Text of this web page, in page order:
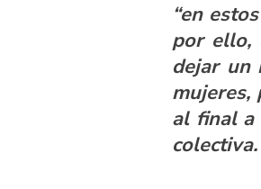
“en
por ello,
dejar un
mujeres,
al final a
colectiva.